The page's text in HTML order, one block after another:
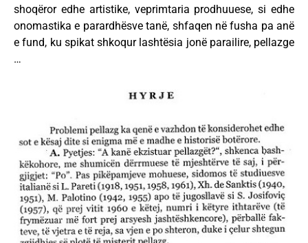
shoqëror edhe artistike, veprimtaria prodhuuese, si edhe
onomastika e parardhësve tanë, shfaqen në fusha pa anë
e fund, ku spikat shkoqur lashtësia jonë parailire, pellazge
…